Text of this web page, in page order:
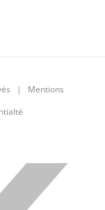
| Mentions